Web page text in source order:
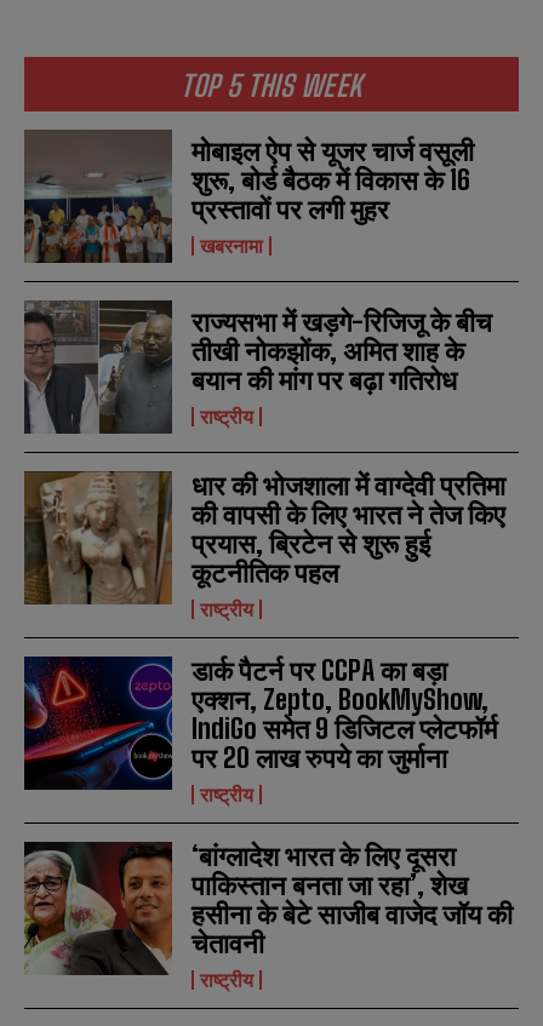
l
b
e
s
l
b
e
s
TOP 5 THIS WEEK
मोबाइल ऐप से यूजर चार्ज वसूली
शुरू, बोर्ड बैठक में विकास के 16
प्रस्तावों पर लगी मुहर
खबरनामा
राज्यसभा में खड़गे-रिजिजू के बीच
तीखी नोकझोंक, अमित शाह के
बयान की मांग पर बढ़ा गतिरोध
राष्ट्रीय
धार की भोजशाला में वाग्देवी प्रतिमा
की वापसी के लिए भारत ने तेज किए
प्रयास, ब्रिटेन से शुरू हुई
कूटनीतिक पहल
राष्ट्रीय
डार्क पैटर्न पर CCPA का बड़ा
एक्शन, Zepto, BookMyShow,
IndiGo समेत 9 डिजिटल प्लेटफॉर्म
पर 20 लाख रुपये का जुर्माना
राष्ट्रीय
‘बांग्लादेश भारत के लिए दूसरा
पाकिस्तान बनता जा रहा’, शेख
हसीना के बेटे साजीब वाजेद जॉय की
चेतावनी
राष्ट्रीय